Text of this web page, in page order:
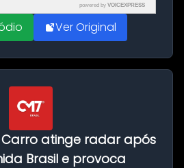
powered by VOICEXPRESS
Ver Original
Carro atinge radar após
Brasil e provoca